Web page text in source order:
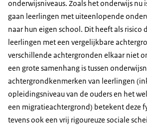
onderwijsniveaus. Zoals het onderwijs nu
gaan leerlingen met uiteenlopende
naar hun eigen school. Dit heeft als risico
leerlingen met een vergelijkbare
verschillende achtergronden elkaar niet
een grote samenhang is tussen
achtergrondkenmerken van leerlingen
opleidingsniveau van de ouders en het
een migratieachtergrond) betekent deze
tevens ook een vrij rigoureuze sociale